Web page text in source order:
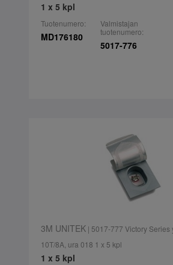
1 x 5 kpl
Tuotenumero:
MD176180
Valmistajan
tuotenumero:
5017-776
3M UNITEK| 5017-777 Victory Series
10T/8A, ura 018 1 x 5 kpl
1 x 5 kpl